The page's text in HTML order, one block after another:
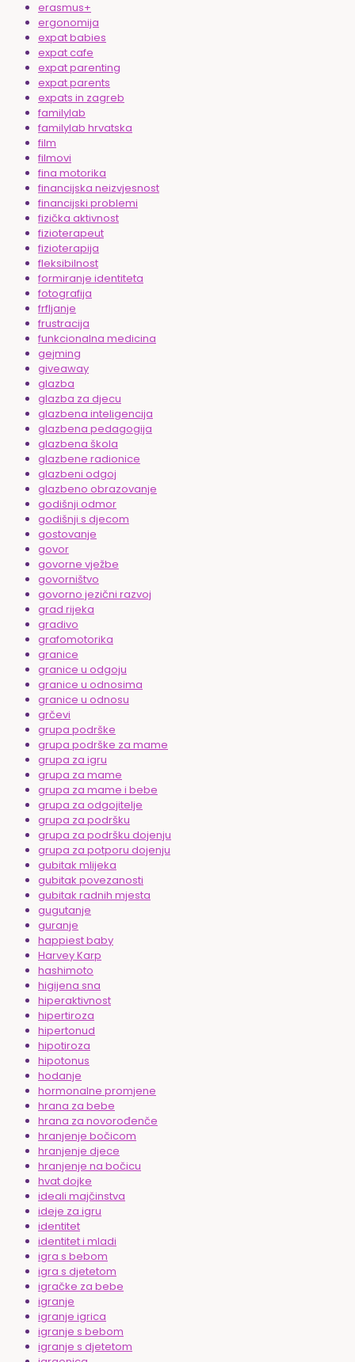
erasmus+
ergonomija
expat babies
expat cafe
expat parenting
expat parents
expats in zagreb
familylab
familylab hrvatska
film
filmovi
fina motorika
financijska neizvjesnost
financijski problemi
fizička aktivnost
fizioterapeut
fizioterapija
fleksibilnost
formiranje identiteta
fotografija
frfljanje
frustracija
funkcionalna medicina
gejming
giveaway
glazba
glazba za djecu
glazbena inteligencija
glazbena pedagogija
glazbena škola
glazbene radionice
glazbeni odgoj
glazbeno obrazovanje
godišnji odmor
godišnji s djecom
gostovanje
govor
govorne vježbe
govorništvo
govorno jezični razvoj
grad rijeka
gradivo
grafomotorika
granice
granice u odgoju
granice u odnosima
granice u odnosu
grčevi
grupa podrške
grupa podrške za mame
grupa za igru
grupa za mame
grupa za mame i bebe
grupa za odgojitelje
grupa za podršku
grupa za podršku dojenju
grupa za potporu dojenju
gubitak mlijeka
gubitak povezanosti
gubitak radnih mjesta
gugutanje
guranje
happiest baby
Harvey Karp
hashimoto
higijena sna
hiperaktivnost
hipertiroza
hipertonud
hipotiroza
hipotonus
hodanje
hormonalne promjene
hrana za bebe
hrana za novorođenče
hranjenje bočicom
hranjenje djece
hranjenje na bočicu
hvat dojke
ideali majčinstva
ideje za igru
identitet
identitet i mladi
igra s bebom
igra s djetetom
igračke za bebe
igranje
igranje igrica
igranje s bebom
igranje s djetetom